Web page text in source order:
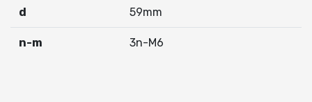
d 59mm
n-m 3n-M6